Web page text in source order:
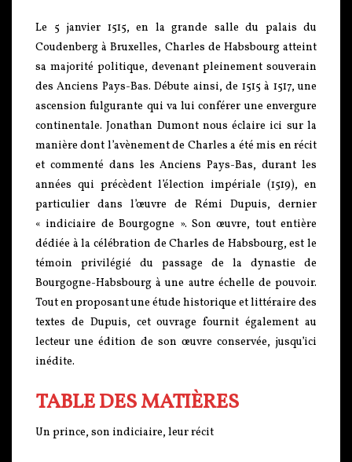
Le 5 janvier 1515, en la grande salle du palais du
Coudenberg à Bruxelles, Charles de Habsbourg atteint
sa majorité politique, devenant pleinement souverain
des Anciens Pays-Bas. Débute ainsi, de 1515 à 1517, une
ascension fulgurante qui va lui conférer une envergure
continentale. Jonathan Dumont nous éclaire ici sur la
manière dont l’avènement de Charles a été mis en récit
et commenté dans les Anciens Pays-Bas, durant les
années qui précèdent l’élection impériale (1519), en
particulier dans l’œuvre de Rémi Dupuis, dernier
« indiciaire de Bourgogne ». Son œuvre, tout entière
dédiée à la célébration de Charles de Habsbourg, est le
témoin privilégié du passage de la dynastie de
Bourgogne-Habsbourg à une autre échelle de pouvoir.
Tout en proposant une étude historique et littéraire des
textes de Dupuis, cet ouvrage fournit également au
lecteur une édition de son œuvre conservée, jusqu’ici
inédite.
TABLE DES MATIÈRES
Un prince, son indiciaire, leur récit